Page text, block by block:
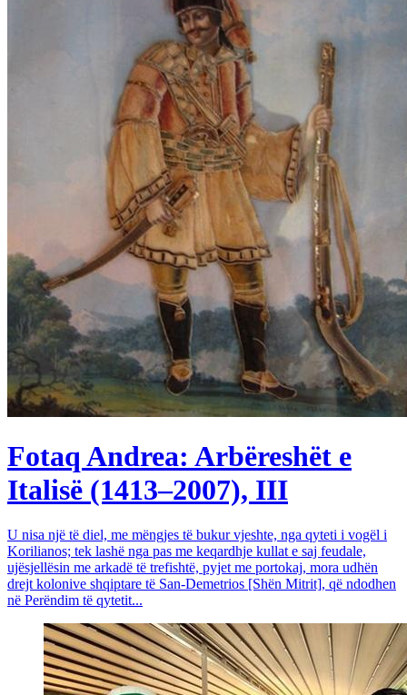
Fotaq Andrea: Arbëreshët e
Italisë (1413–2007), III
U nisa një të diel, me mëngjes të bukur vjeshte, nga qyteti i vogël i
Korilianos; tek lashë nga pas me keqardhje kullat e saj feudale,
ujësjellësin me arkadë të trefishtë, pyjet me portokaj, mora udhën
drejt kolonive shqiptare të San-Demetrios [Shën Mitrit], që ndodhen
në Perëndim të qytetit...